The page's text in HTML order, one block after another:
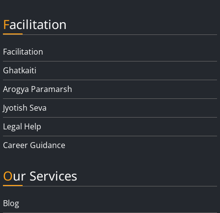
Facilitation
Facilitation
Ghatkaiti
Arogya Paramarsh
Jyotish Seva
Legal Help
Career Guidance
Our Services
Blog